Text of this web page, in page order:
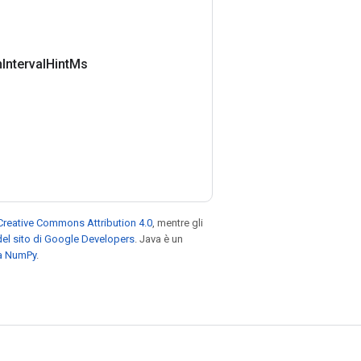
IntervalHintMs
Commons Attribution 4.0 , mentre gli
sito di Google Developers . Java è un
NumPy.